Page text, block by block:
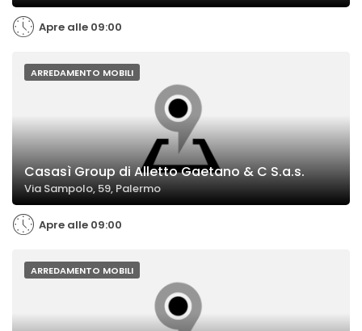
Apre alle 09:00
ARREDAMENTO MOBILI
Casasì Group di Alletto Gaetano & C S.a.s.
Via Sampolo, 59, Palermo
Apre alle 09:00
ARREDAMENTO MOBILI